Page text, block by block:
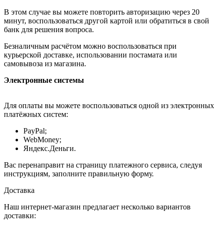
В этом случае вы можете повторить авторизацию через 20
минут, воспользоваться другой картой или обратиться в свой
банк для решения вопроса.
Безналичным расчётом можно воспользоваться при
курьерской доставке, использовании постамата или
самовывоза из магазина.
Электронные системы
Для оплаты вы можете воспользоваться одной из электронных
платёжных систем:
PayPal;
WebMoney;
Яндекс.Деньги.
Вас перенаправит на страницу платежного сервиса, следуя
инструкциям, заполните правильную форму.
Доставка
Наш интернет-магазин предлагает несколько вариантов
доставки: